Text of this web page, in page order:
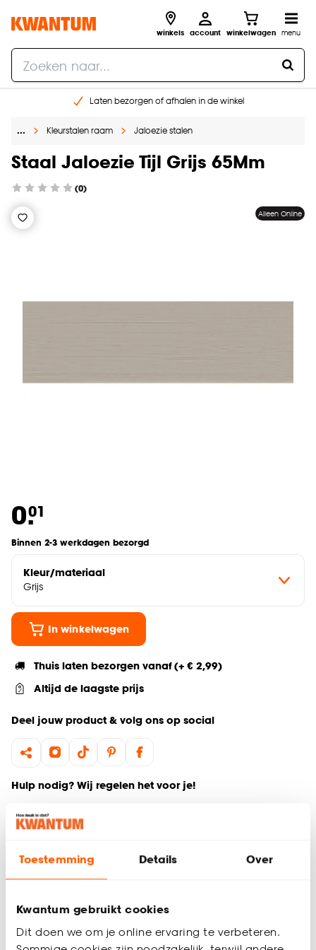
Toestemming Details Over
Kwantum gebruikt cookies
Dit doen we om je online ervaring te verbeteren.
winkels account winkelwagen menu
Laten bezorgen of afhalen in de winkel
Gratis raam advies en inmeten aan huis
… Kleurstalen raam Jaloezie stalen
Staal Jaloezie Tijl Grijs 65Mm
(0)
Alleen Online
0.01
Binnen 2-3 werkdagen bezorgd
Kleur/materiaal
Grijs
In winkelwagen
Thuis laten bezorgen vanaf (+ € 2,99)
Altijd de laagste prijs
Deel jouw product & volg ons op social
Hulp nodig? Wij regelen het voor je!
Productomschrijving
Wil je zeker weten dat deze raamdecoratie bij de rest van
kleurstalen en bekijk of vergelijk eenvoudig welke
raamdecoratie jouw favoriet is. Zo ben je 100% zeker van de
juiste keuze. De kleurstalen worden binnen 2 à 3 werkdagen